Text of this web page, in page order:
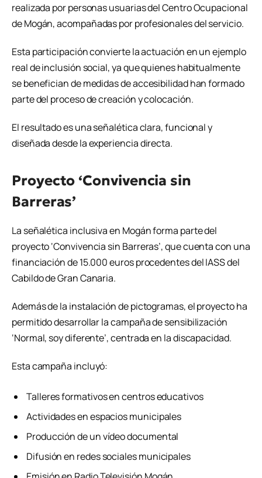
realizada por personas usuarias del Centro Ocupacional
de Mogán, acompañadas por profesionales del servicio.
Esta participación convierte la actuación en un ejemplo
real de inclusión social, ya que quienes habitualmente
se benefician de medidas de accesibilidad han formado
parte del proceso de creación y colocación.
El resultado es una señalética clara, funcional y
diseñada desde la experiencia directa.
Proyecto ‘Convivencia sin
Barreras’
La señalética inclusiva en Mogán forma parte del
proyecto ‘Convivencia sin Barreras’, que cuenta con una
financiación de 15.000 euros procedentes del IASS del
Cabildo de Gran Canaria.
Además de la instalación de pictogramas, el proyecto ha
permitido desarrollar la campaña de sensibilización
‘Normal, soy diferente’, centrada en la discapacidad.
Esta campaña incluyó:
Talleres formativos en centros educativos
Actividades en espacios municipales
Producción de un vídeo documental
Difusión en redes sociales municipales